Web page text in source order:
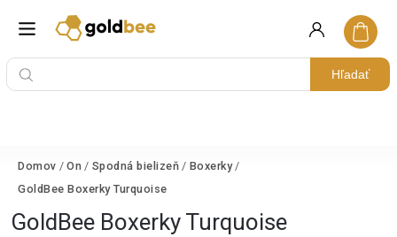
Hľadať
Domov / On / Spodná bielizeň / Boxerky /
GoldBee Boxerky Turquoise
GoldBee Boxerky Turquoise